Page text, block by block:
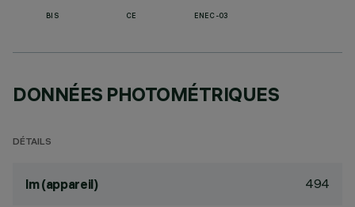
BIS CE ENEC-03
DONNÉES PHOTOMÉTRIQUES
DÉTAILS
lm (appareil) 494